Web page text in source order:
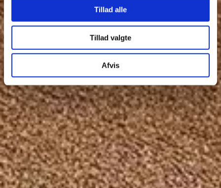
Tillad alle
Tillad valgte
Afvis